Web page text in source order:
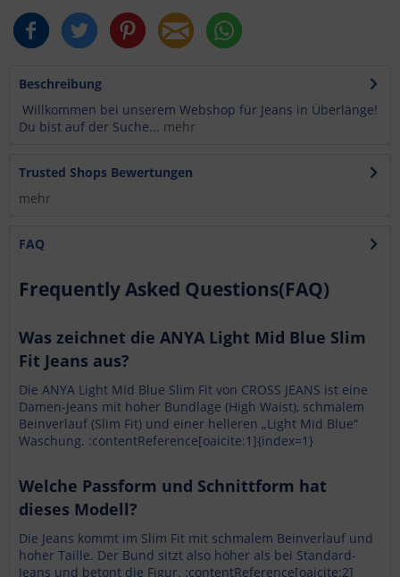
Beschreibung
Willkommen bei unserem Webshop für Jeans in Überlänge!
Du bist auf der Suche... mehr
Trusted Shops Bewertungen
mehr
FAQ
Frequently Asked Questions(FAQ)
Was zeichnet die ANYA Light Mid Blue Slim
Fit Jeans aus?
Die ANYA Light Mid Blue Slim Fit von CROSS JEANS ist eine
Damen-Jeans mit hoher Bundlage (High Waist), schmalem
Beinverlauf (Slim Fit) und einer helleren „Light Mid Blue“
Waschung. :contentReference[oaicite:1]{index=1}
Welche Passform und Schnittform hat
dieses Modell?
Die Jeans kommt im Slim Fit mit schmalem Beinverlauf und
hoher Taille. Der Bund sitzt also höher als bei Standard-
Jeans und betont die Figur. :contentReference[oaicite:2]